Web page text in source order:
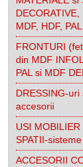
DECORATIVE,
MDF, HDF,
FRONTURI
din MDF
PAL si MDF
DRESSING-uri
accesorii
USI MOBILIER
SPATII-sisteme
ACCESORII